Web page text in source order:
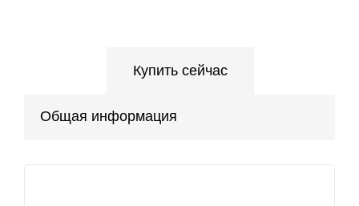
Купить сейчас
Общая информация